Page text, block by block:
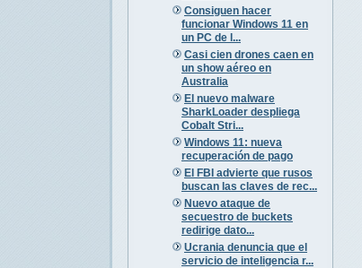
Consiguen hacer
funcionar Windows 11 en
un PC de l...
Casi cien drones caen en
un show aéreo en
Australia
El nuevo malware
SharkLoader despliega
Cobalt Stri...
Windows 11: nueva
recuperación de pago
El FBI advierte que rusos
buscan las claves de rec...
Nuevo ataque de
secuestro de buckets
redirige dato...
Ucrania denuncia que el
servicio de inteligencia r...